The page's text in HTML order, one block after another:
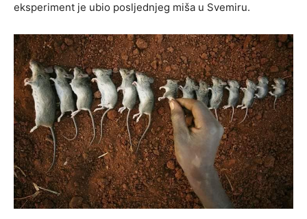
eksperiment je ubio posljednjeg miša u Svemiru.